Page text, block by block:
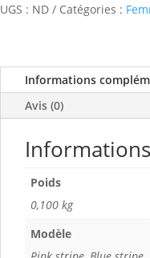
UGS : ND Catégories :
Informations
Avis (0)
Poids
0,100 kg
Modèle